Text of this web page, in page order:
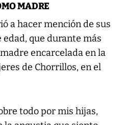
MADRE
a hacer mención de sus
que durante más
encarcelada en la
de Chorrillos, en el
todo por mis hijas,